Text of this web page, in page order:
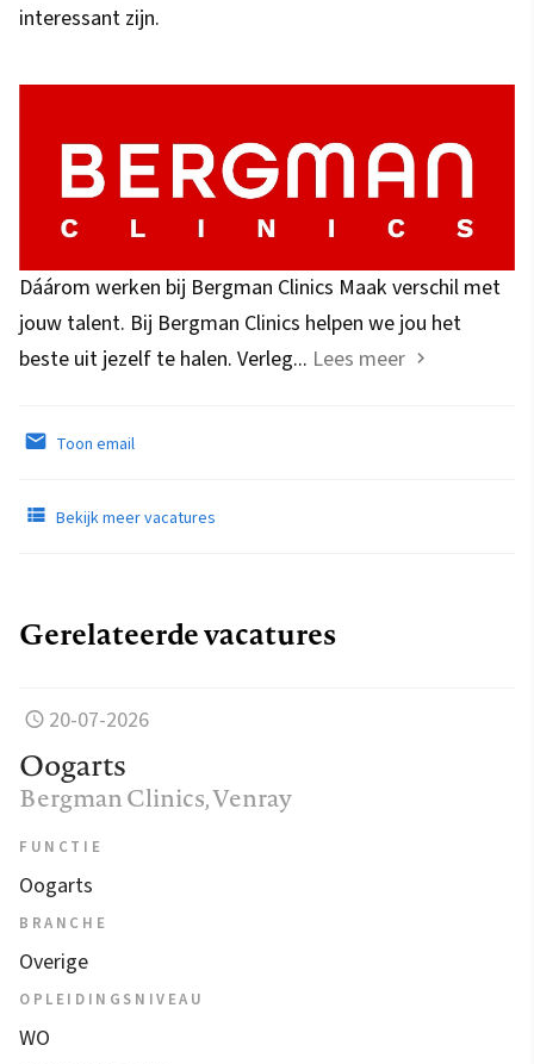
interessant zijn.
Dáárom werken bij Bergman Clinics Maak verschil met
jouw talent. Bij Bergman Clinics helpen we jou het
beste uit jezelf te halen. Verleg... Lees meer
Toon email
Bekijk meer vacatures
Gerelateerde vacatures
20-07-2026
Oogarts
Bergman Clinics, Venray
FUNCTIE
Oogarts
BRANCHE
Overige
OPLEIDINGSNIVEAU
WO